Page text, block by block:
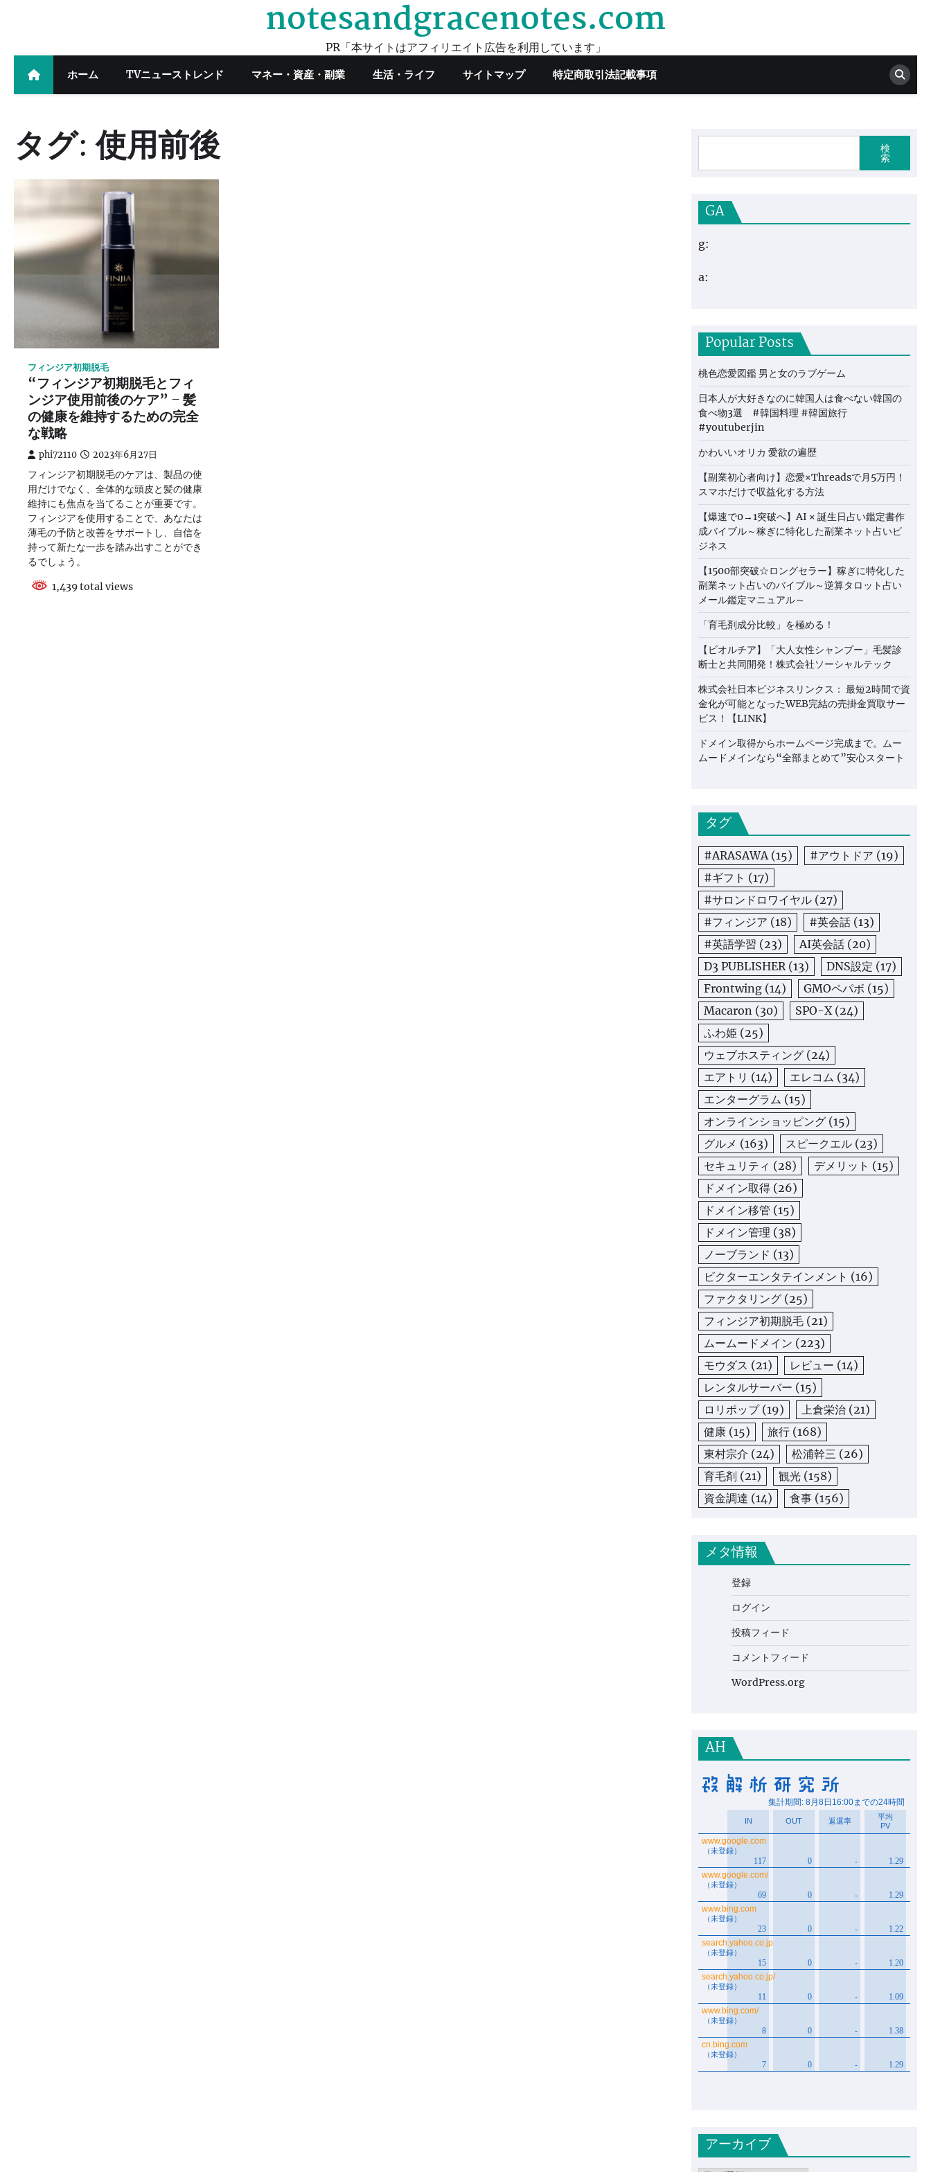
notesandgracenotes.com
PR「本サイトはアフィリエイト広告を利用しています」
ホーム TVニューストレンド マネー・資産・副業 生活・ライフ サイトマップ 特定商取引法記載事項
タグ:使用前後
フィンジア初期脱毛
“フィンジア初期脱毛とフィ
ンジア使用前後のケア” – 髪
の健康を維持するための完全
な戦略
phi72110 2023年6月27日
フィンジア初期脱毛のケアは、製品の使
用だけでなく、全体的な頭皮と髪の健康
維持にも焦点を当てることが重要です。
フィンジアを使用することで、あなたは
薄毛の予防と改善をサポートし、自信を
持って新たな一歩を踏み出すことができ
るでしょう。
1,439 total views
検
索
GA
g:
a:
Popular Posts
桃色恋愛図鑑 男と女のラブゲーム
日本人が大好きなのに韓国人は食べない韓国の
食べ物3選 #韓国料理 #韓国旅行
#youtuberjin
かわいいオリカ 愛欲の遍歴
【副業初心者向け】恋愛×Threadsで月5万円！
スマホだけで収益化する方法
【爆速で0→1突破へ】AI × 誕生日占い鑑定書作
成バイブル～稼ぎに特化した副業ネット占いビ
ジネス
【1500部突破☆ロングセラー】稼ぎに特化した
副業ネット占いのバイブル～逆算タロット占い
メール鑑定マニュアル～
「育毛剤成分比較」を極める！
【ビオルチア】「大人女性シャンプー」毛髪診
断士と共同開発！株式会社ソーシャルテック
株式会社日本ビジネスリンクス： 最短2時間で資
金化が可能となったWEB完結の売掛金買取サー
ビス！【LINK】
ドメイン取得からホームページ完成まで。ムー
ムードメインなら“全部まとめて”安心スタート
タグ
#ARASAWA(15) #アウトドア (19)
#ギフト (17)
#サロンドロワイヤル (27)
#フィンジア (18) #英会話 (13)
#英語学習 (23) AI英会話 (20)
D3 PUBLISHER(13) DNS設定 (17)
Frontwing (14) GMOペパボ (15)
Macaron (30) SPO-X(24)
ふわ姫 (25)
ウェブホスティング (24)
エアトリ (14) エレコム (34)
エンターグラム (15)
オンラインショッピング (15)
グルメ (163) スピークエル (23)
セキュリティ (28) デメリット (15)
ドメイン取得 (26)
ドメイン移管 (15)
ドメイン管理 (38)
ノーブランド (13)
ビクターエンタテインメント (16)
ファクタリング (25)
フィンジア初期脱毛 (21)
ムームードメイン (223)
モウダス (21) レビュー (14)
レンタルサーバー (15)
ロリポップ(19) 上倉栄治 (21)
健康 (15) 旅行 (168)
東村宗介 (24) 松浦幹三 (26)
育毛剤 (21) 観光 (158)
資金調達 (14) 食事 (156)
メタ情報
登録
ログイン
投稿フィード
コメントフィード
WordPress.org
AH
アーカイブ